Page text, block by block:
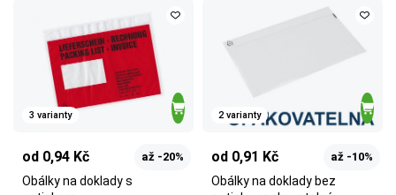
3 varianty
od 0,94 Kč až -20%
Obálky na doklady s
2 varianty
od 0,91 Kč až -10%
Obálky na doklady bez